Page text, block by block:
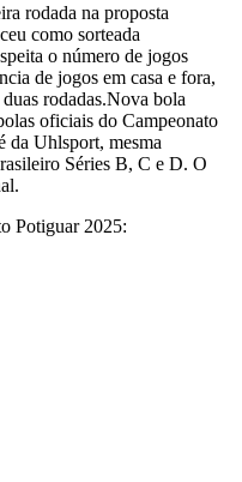
rodada na proposta
como sorteada
o número de jogos
de jogos em casa e fora,
rodadas.Nova bola
oficiais do Campeonato
da Uhlsport, mesma
Séries B, C e D. O
Potiguar 2025: